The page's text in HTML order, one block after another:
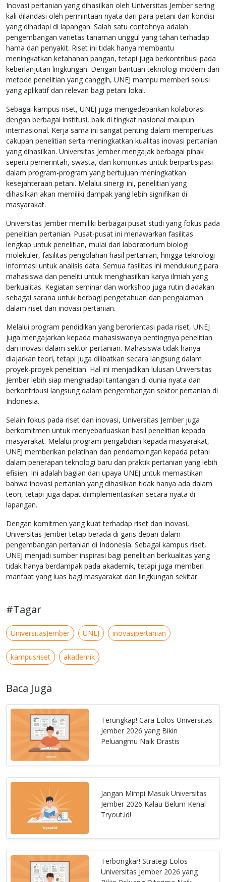
Inovasi pertanian yang dihasilkan oleh Universitas Jember sering
kali dilandasi oleh permintaan nyata dari para petani dan kondisi
yang dihadapi di lapangan. Salah satu contohnya adalah
pengembangan varietas tanaman unggul yang tahan terhadap
hama dan penyakit. Riset ini tidak hanya membantu
meningkatkan ketahanan pangan, tetapi juga berkontribusi pada
keberlanjutan lingkungan. Dengan bantuan teknologi modern dan
metode penelitian yang canggih, UNEJ mampu memberi solusi
yang aplikatif dan relevan bagi petani lokal.
Sebagai kampus riset, UNEJ juga mengedepankan kolaborasi
dengan berbagai institusi, baik di tingkat nasional maupun
internasional. Kerja sama ini sangat penting dalam memperluas
cakupan penelitian serta meningkatkan kualitas inovasi pertanian
yang dihasilkan. Universitas Jember mengajak berbagai pihak
seperti pemerintah, swasta, dan komunitas untuk berpartisipasi
dalam program-program yang bertujuan meningkatkan
kesejahteraan petani. Melalui sinergi ini, penelitian yang
dihasilkan akan memiliki dampak yang lebih signifikan di
masyarakat.
Universitas Jember memiliki berbagai pusat studi yang fokus pada
penelitian pertanian. Pusat-pusat ini menawarkan fasilitas
lengkap untuk penelitian, mulai dari laboratorium biologi
molekuler, fasilitas pengolahan hasil pertanian, hingga teknologi
informasi untuk analisis data. Semua fasilitas ini mendukung para
mahasiswa dan peneliti untuk menghasilkan karya ilmiah yang
berkualitas. Kegiatan seminar dan workshop juga rutin diadakan
sebagai sarana untuk berbagi pengetahuan dan pengalaman
dalam riset dan inovasi pertanian.
Melalui program pendidikan yang berorientasi pada riset, UNEJ
juga mengajarkan kepada mahasiswanya pentingnya penelitian
dan inovasi dalam sektor pertanian. Mahasiswa tidak hanya
diajarkan teori, tetapi juga dilibatkan secara langsung dalam
proyek-proyek penelitian. Hal ini menjadikan lulusan Universitas
Jember lebih siap menghadapi tantangan di dunia nyata dan
berkontribusi langsung dalam pengembangan sektor pertanian di
Indonesia.
Selain fokus pada riset dan inovasi, Universitas Jember juga
berkomitmen untuk menyebarluaskan hasil penelitian kepada
masyarakat. Melalui program pengabdian kepada masyarakat,
UNEJ memberikan pelatihan dan pendampingan kepada petani
dalam penerapan teknologi baru dan praktik pertanian yang lebih
efisien. Ini adalah bagian dari upaya UNEJ untuk memastikan
bahwa inovasi pertanian yang dihasilkan tidak hanya ada dalam
teori, tetapi juga dapat diimplementasikan secara nyata di
lapangan.
Dengan komitmen yang kuat terhadap riset dan inovasi,
Universitas Jember tetap berada di garis depan dalam
pengembangan pertanian di Indonesia. Sebagai kampus riset,
UNEJ menjadi sumber inspirasi bagi penelitian berkualitas yang
tidak hanya berdampak pada akademik, tetapi juga memberi
manfaat yang luas bagi masyarakat dan lingkungan sekitar.
#Tagar
UniversitasJember UNEJ inovasipertanian
kampusriset akademik
Baca Juga
Terungkap! Cara Lolos Universitas
Jember 2026 yang Bikin
Peluangmu Naik Drastis
Jangan Mimpi Masuk Universitas
Jember 2026 Kalau Belum Kenal
Tryout.id!
Terbongkar! Strategi Lolos
Universitas Jember 2026 yang